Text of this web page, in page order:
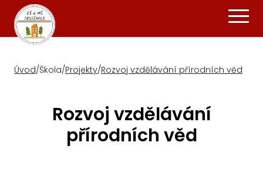
Úvod/Škola/Projekty/Rozvoj vzdělávání přírodních věd
Rozvoj vzdělávání
přírodních věd